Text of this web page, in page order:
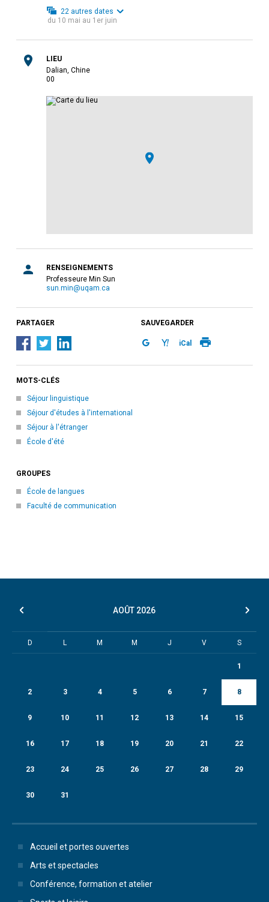
22 autres dates
du 10 mai au 1er juin
LIEU
Dalian, Chine
00
RENSEIGNEMENTS
Professeure Min Sun
sun.min@uqam.ca
PARTAGER SAUVEGARDER
iCal
MOTS-CLÉS
Séjour linguistique
Séjour d'études à l'international
Séjour à l'étranger
École d'été
GROUPES
École de langues
Faculté de communication
AOÛT 2026
D L M M J V S
1
2 3 4 5 6 7 8
9 10 11 12 13 14 15
16 17 18 19 20 21 22
23 24 25 26 27 28 29
30 31
Accueil et portes ouvertes
Arts et spectacles
Conférence, formation et atelier